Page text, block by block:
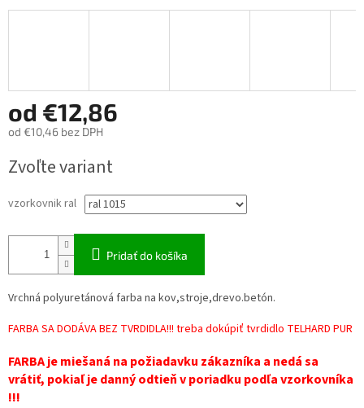
od €12,86
od €10,46 bez DPH
cena:
Zvoľte variant
vzorkovnik ral
Pridať do košíka
Vrchná polyuretánová farba na kov,stroje,drevo.betón.
FARBA SA DODÁVA BEZ TVRDIDLA!!! treba dokúpiť tvrdidlo TELHARD PUR
FARBA je miešaná na požiadavku zákazníka a nedá sa
vrátiť, pokiaľ je danný odtieň v poriadku podľa vzorkovníka
!!!